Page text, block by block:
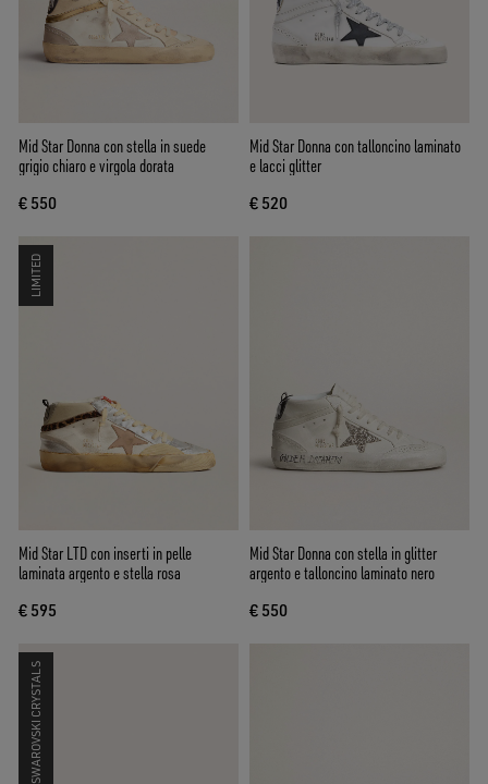
Mid Star Donna con stella in suede
grigio chiaro e virgola dorata
€ 550
Mid Star Donna con talloncino laminato
e lacci glitter
€ 520
LIMITED
Mid Star LTD con inserti in pelle
laminata argento e stella rosa
€ 595
Mid Star Donna con stella in glitter
argento e talloncino laminato nero
€ 550
SWAROVSKI CRYSTALS